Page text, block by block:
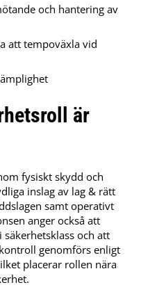
och hantering av
att tempoväxla vid
är
fysiskt skydd och
inslag av lag & rätt
samt operativt
anger också att
och att
genomförs enligt
placerar rollen nära